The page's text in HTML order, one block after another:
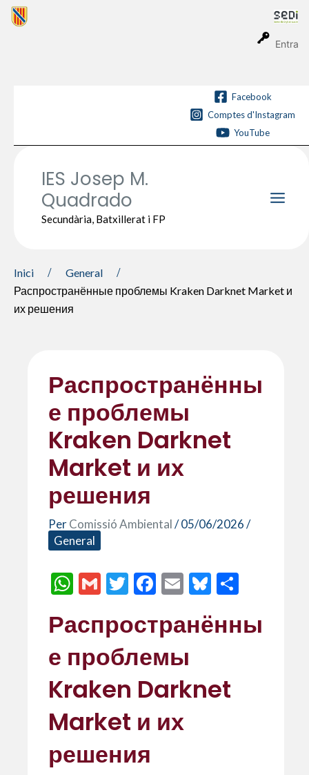
Entra
Vés
Facebook
Comptes d'Instagram
YouTube
IES Josep M.
Quadrado
Secundària, Batxillerat i FP
Inici
General
Распространённые проблемы Kraken Darknet Market и
их решения
Распространённы
е проблемы
Kraken Darknet
Market и их
решения
PerComissió Ambiental/05/06/2026/
General
W
at
s
A
p
p
G
ai
l
T
itt
er
F
e
b
o
o
k
E
ai
l
Bl
es m
Распространённы
е проблемы
Kraken Darknet
Market и их
решения